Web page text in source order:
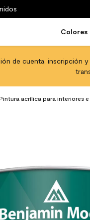
de cuenta, inscripción
acrílica para interiores